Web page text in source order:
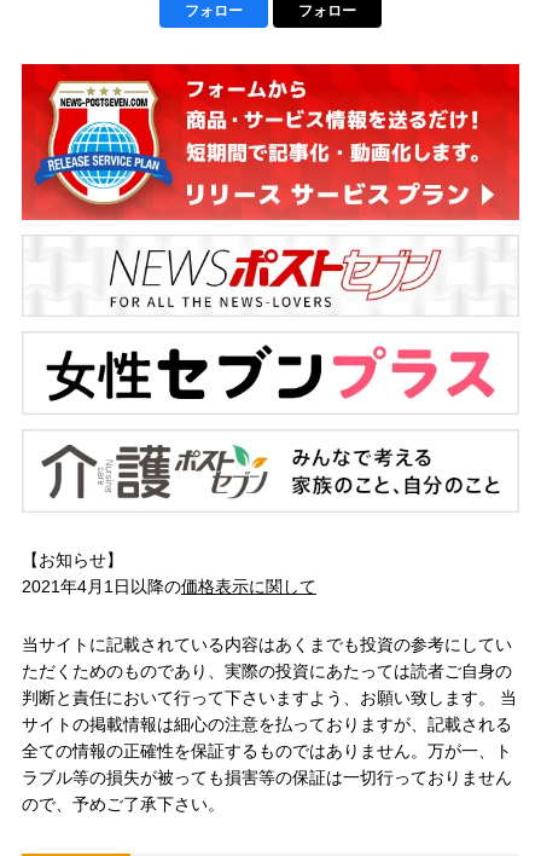
フォロー フォロー
【お知らせ】
2021年4月1日以降の価格表示に関して
当サイトに記載されている内容はあくまでも投資の参考にしてい
ただくためのものであり、実際の投資にあたっては読者ご自身の
判断と責任において行って下さいますよう、お願い致します。 当
サイトの掲載情報は細心の注意を払っておりますが、記載される
全ての情報の正確性を保証するものではありません。万が一、ト
ラブル等の損失が被っても損害等の保証は一切行っておりません
ので、予めご了承下さい。